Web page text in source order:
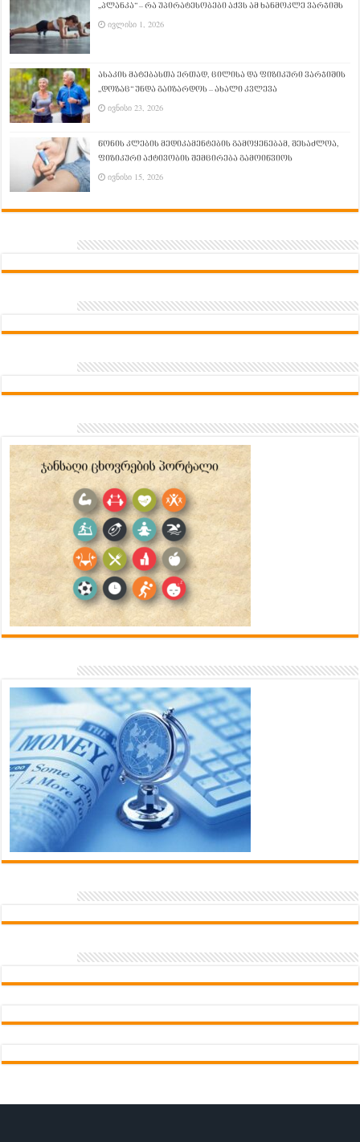
„პლანკა“ – რა უპირატესობები აქვს ამ ხანმოკლე ვარჯიშს
ივლისი 1, 2026
ასაკის მატებასთა ერთად, ცილისა და ფიზიკური ვარჯიშის
„დოზაც“ უნდა გაიზარდოს – ახალი კვლევა
ივნისი 23, 2026
წონის კლების მედიკამენტების გამოყენებამ, შესაძლოა,
ფიზიკური აქტივობის შემცირება გამოიწვიოს
ივნისი 15, 2026